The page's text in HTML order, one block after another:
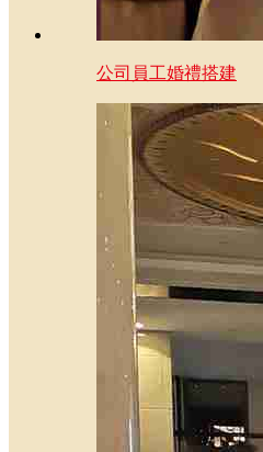
公司員工婚禮搭建